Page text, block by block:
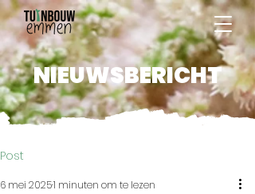
NIEUWSBERICHT
Post
6 mei 20251 minuten om te lezen